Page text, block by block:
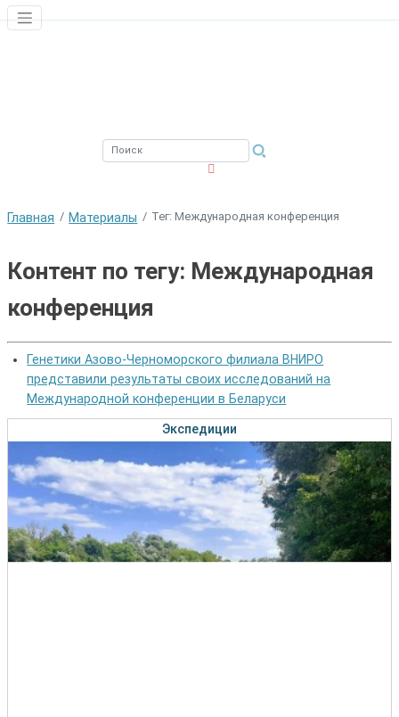
Главная Материалы Тег: Международная конференция
Контент по тегу: Международная
конференция
Генетики Азово-Черноморского филиала ВНИРО
представили результаты своих исследований на
Международной конференции в Беларуси
Экспедиции